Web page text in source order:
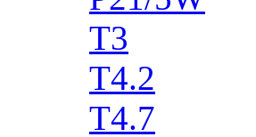
T3
T4.2
T4.7